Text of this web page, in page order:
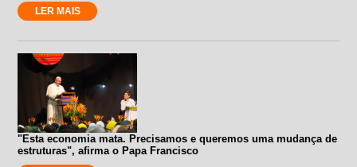
LER MAIS
"Esta economia mata. Precisamos e queremos uma mudança de
estruturas", afirma o Papa Francisco